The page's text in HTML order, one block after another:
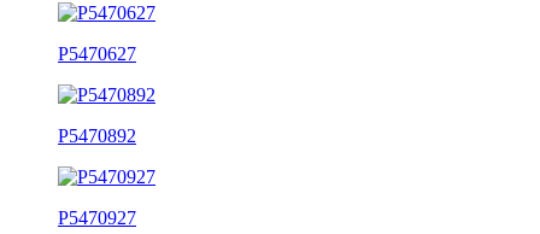
P5470627
P5470892
P5470927